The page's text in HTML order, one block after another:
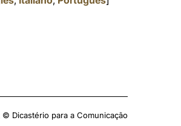
Dicastério para a Comunicação